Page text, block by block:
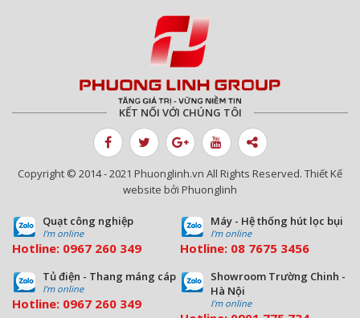
Dự án hút lọc bụi Nhà máy Than Cửa
Tủ hút lọc bụi công nghiệp cdc hút bụi
mịn nhà máy sản xuất gạo
Phương Linh hoàn thành tổ hợp sản
phẩm Hút lọc bụi Nhà máy TOYOTA
KẾT NỐI VỚI CHÚNG TÔI
Copyright © 2014 - 2021 Phuonglinh.vn All Rights Reserved. Thiết Kế
website bởi Phuonglinh
Quạt công nghiệp
I'm online
Hotline: 0967 260 349
Máy - Hệ thống hút lọc bụi
I'm online
Hotline: 08 7675 3456
Tủ điện - Thang máng cáp
I'm online
Hotline: 0967 260 349
Showroom Trường Chinh -
Hà Nội
I'm online